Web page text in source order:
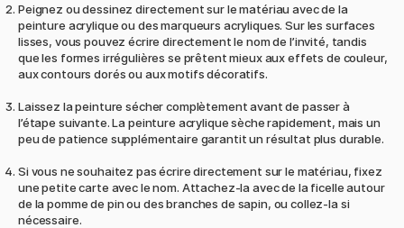
Peignez ou dessinez directement sur le matériau avec de la
peinture acrylique ou des marqueurs acryliques. Sur les surfaces
lisses, vous pouvez écrire directement le nom de l’invité, tandis
que les formes irrégulières se prêtent mieux aux effets de couleur,
aux contours dorés ou aux motifs décoratifs.
Laissez la peinture sécher complètement avant de passer à
l’étape suivante. La peinture acrylique sèche rapidement, mais un
peu de patience supplémentaire garantit un résultat plus durable.
Si vous ne souhaitez pas écrire directement sur le matériau, fixez
une petite carte avec le nom. Attachez-la avec de la ficelle autour
de la pomme de pin ou des branches de sapin, ou collez-la si
nécessaire.